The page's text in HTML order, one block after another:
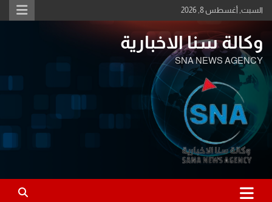
Skip
to
السبت, أغسطس 8, 2026
وكالة سنا الاخبارية
SNA NEWS AGENCY